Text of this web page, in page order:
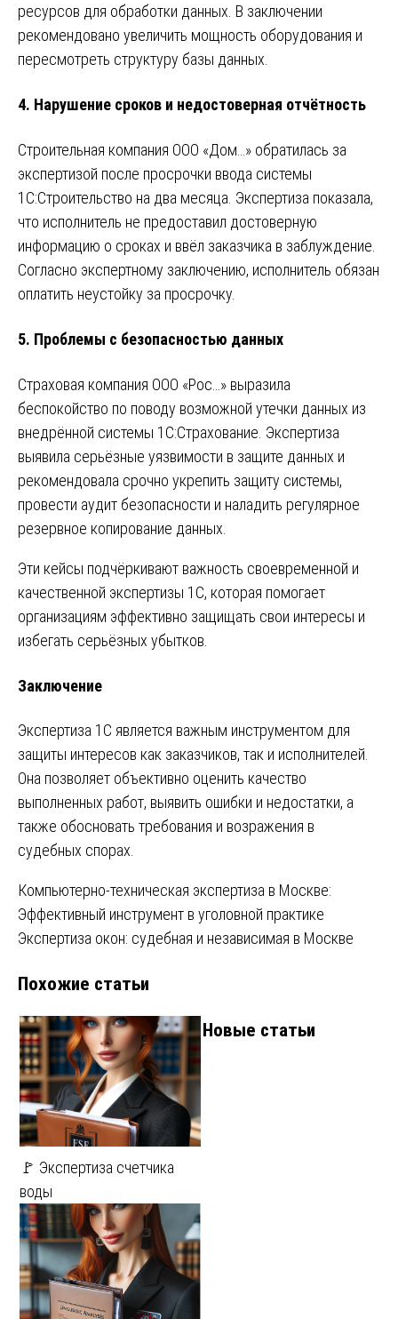
ресурсов для обработки данных. В заключении
рекомендовано увеличить мощность оборудования и
пересмотреть структуру базы данных.
4. Нарушение сроков и недостоверная отчётность
Строительная компания ООО «Дом…» обратилась за
экспертизой после просрочки ввода системы
1С:Строительство на два месяца. Экспертиза показала,
что исполнитель не предоставил достоверную
информацию о сроках и ввёл заказчика в заблуждение.
Согласно экспертному заключению, исполнитель обязан
оплатить неустойку за просрочку.
5. Проблемы с безопасностью данных
Страховая компания ООО «Рос…» выразила
беспокойство по поводу возможной утечки данных из
внедрённой системы 1С:Страхование. Экспертиза
выявила серьёзные уязвимости в защите данных и
рекомендовала срочно укрепить защиту системы,
провести аудит безопасности и наладить регулярное
резервное копирование данных.
Эти кейсы подчёркивают важность своевременной и
качественной экспертизы 1С, которая помогает
организациям эффективно защищать свои интересы и
избегать серьёзных убытков.
Заключение
Экспертиза 1С является важным инструментом для
защиты интересов как заказчиков, так и исполнителей.
Она позволяет объективно оценить качество
выполненных работ, выявить ошибки и недостатки, а
также обосновать требования и возражения в
судебных спорах.
Навигация
по
Компьютерно-техническая экспертиза в Москве:
Эффективный инструмент в уголовной практике
Экспертиза окон: судебная и независимая в Москве
Похожие статьи
🚩 Экспертиза счетчика
воды
Новые статьи